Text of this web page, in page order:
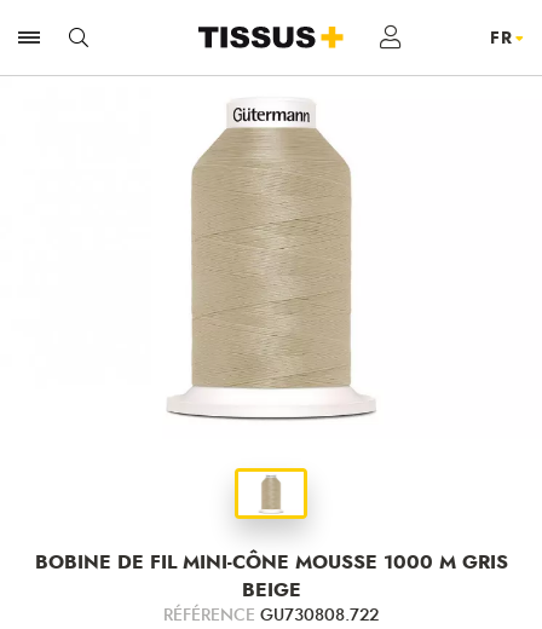
BOBINE DE FIL MINI-CÔNE MOUSSE 1000 M GRIS
BEIGE
RÉFÉRENCE GU730808.722